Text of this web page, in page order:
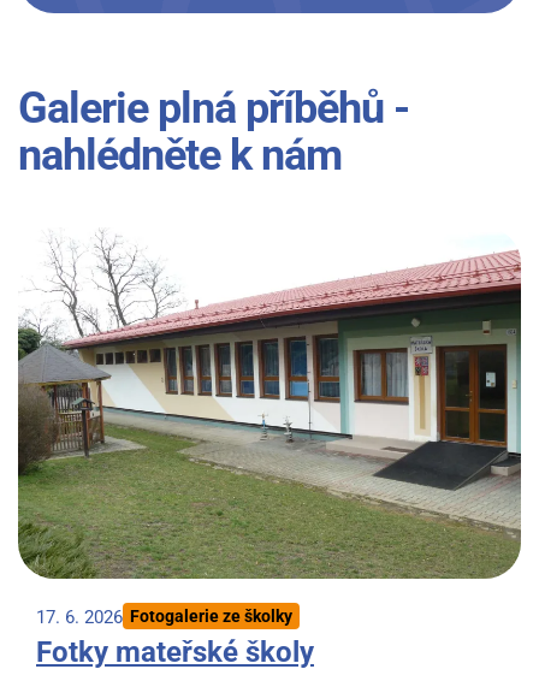
Galerie plná příběhů -
nahlédněte k nám
17. 6. 2026 Fotogalerie ze školky
Fotky mateřské školy